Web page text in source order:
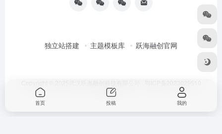
独立站搭建 主题模板库 跃海融创官网
号-3
首页 投稿 我的